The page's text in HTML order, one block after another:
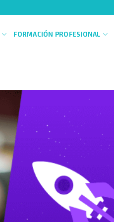
FORMACIÓN PROFESIONAL